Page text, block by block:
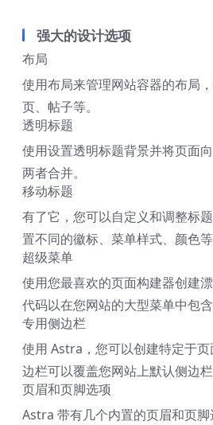
强大的设计选项
布局
使用布局来管理网站容器的布局
页、帖子等。
透明标题
使用设置透明标题背景并将页面
两者合并。
移动标题
有了它，您可以自定义和调整标
置不同的徽标、菜单样式、颜色等
超级菜单
使用您最喜欢的页面构建器创建
代码以在您网站的大型菜单中包含
专用侧边栏
使用 Astra，您可以创建特定于
边栏可以覆盖您网站上默认侧边栏
页眉和页脚选项
Astra 带有几个内置的页眉和页